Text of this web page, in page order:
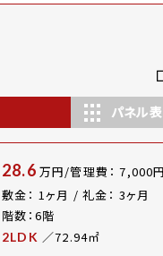
パネル
28.6 万円/管理費： 7,000円
敷金： 1ヶ月 / 礼金： 3ヶ月
階数：6階
2LDK ／72.94㎡